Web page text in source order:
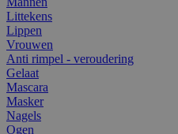
Littekens
Lippen
Vrouwen
Anti rimpel - veroudering
Gelaat
Mascara
Masker
Nagels
Ogen